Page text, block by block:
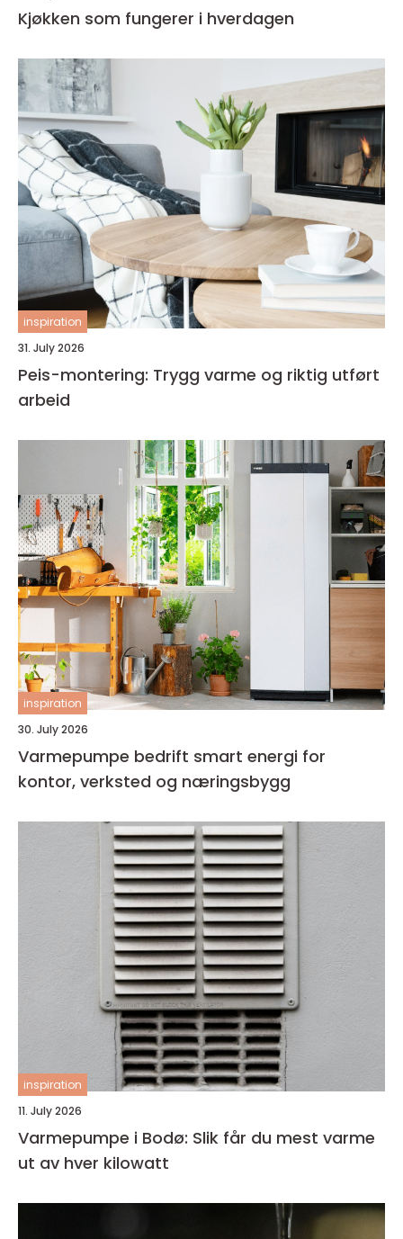
Kjøkken som fungerer i hverdagen
inspiration
31. July 2026
Peis-montering: Trygg varme og riktig utført
arbeid
inspiration
30. July 2026
Varmepumpe bedrift smart energi for
kontor, verksted og næringsbygg
inspiration
11. July 2026
Varmepumpe i Bodø: Slik får du mest varme
ut av hver kilowatt